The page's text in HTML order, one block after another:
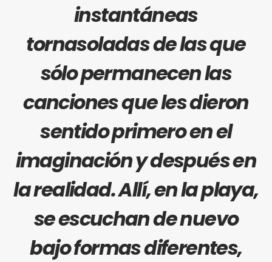
instantáneas
tornasoladas de las que
sólo permanecen las
canciones que les dieron
sentido primero en el
imaginación y después en
la realidad. Allí, en la playa,
se escuchan de nuevo
bajo formas diferentes,